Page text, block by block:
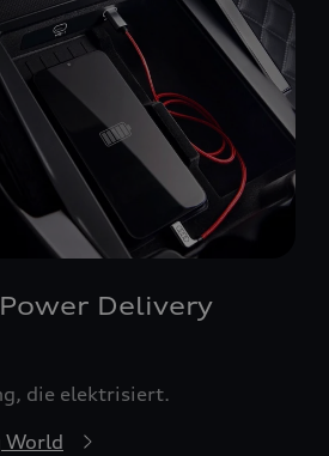
Delivery
die elektrisiert.
World